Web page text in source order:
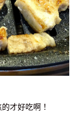
才好吃啊！